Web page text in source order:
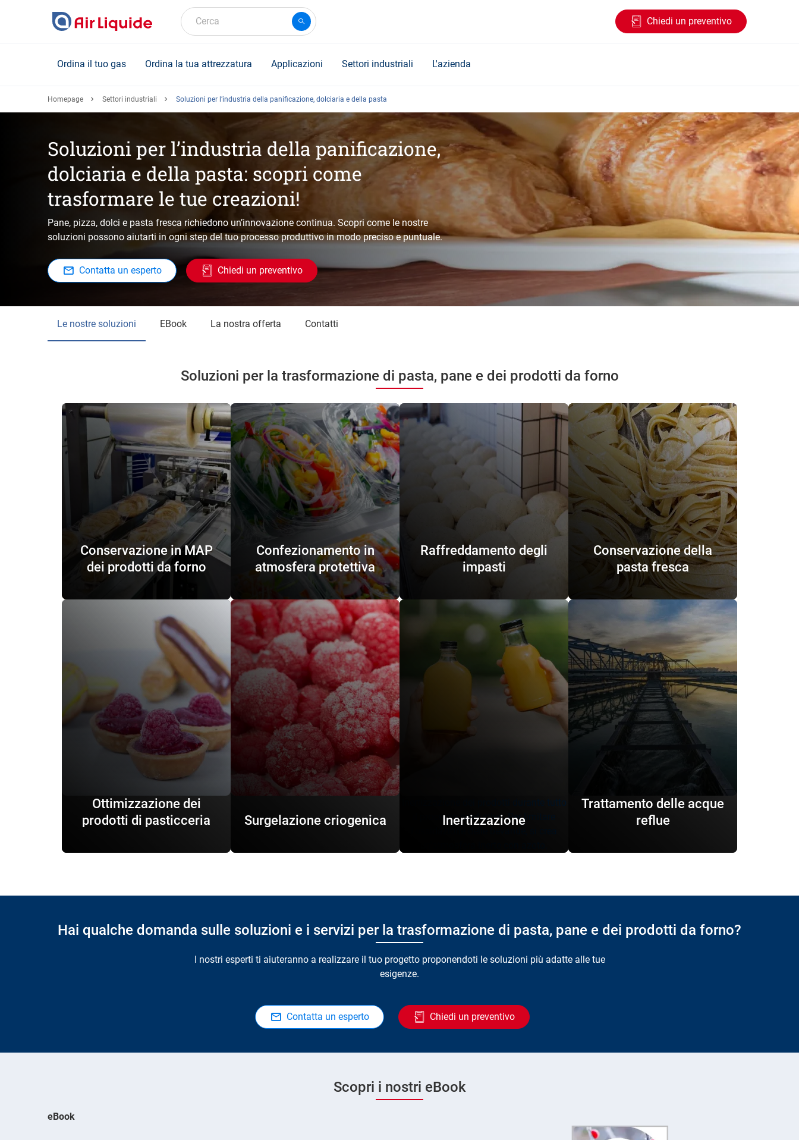
Cerca Chiedi un preventivo
Ordina il tuo gas Ordina la tua attrezzatura Applicazioni Settori industriali L'azienda
Homepage Settori industriali Soluzioni per l’industria della panificazione, dolciaria e della pasta
Soluzioni per l’industria della panificazione,
dolciaria e della pasta: scopri come
trasformare le tue creazioni!
Pane, pizza, dolci e pasta fresca richiedono un’innovazione continua. Scopri come le nostre
soluzioni possono aiutarti in ogni step del tuo processo produttivo in modo preciso e puntuale.
Contatta un esperto Chiedi un preventivo
Le nostre soluzioni eBook La nostra offerta Contatti
Soluzioni per la trasformazione di pasta, pane e dei prodotti da forno
Conservazione in MAP
dei prodotti da forno
Confezionamento in
atmosfera protettiva
Raffreddamento degli
impasti
Conservazione della
pasta fresca
Ottimizzazione dei
prodotti di pasticceria
Surgelazione criogenica
il processo produttivo. Per limitare
Inertizzazione
Trattamento delle acque
reflue
Hai qualche domanda sulle soluzioni e i servizi per la trasformazione di pasta, pane e dei prodotti da forno?
I nostri esperti ti aiuteranno a realizzare il tuo progetto proponendoti le soluzioni più adatte alle tue
esigenze.
Contatta un esperto Chiedi un preventivo
Scopri i nostri eBook
eBook